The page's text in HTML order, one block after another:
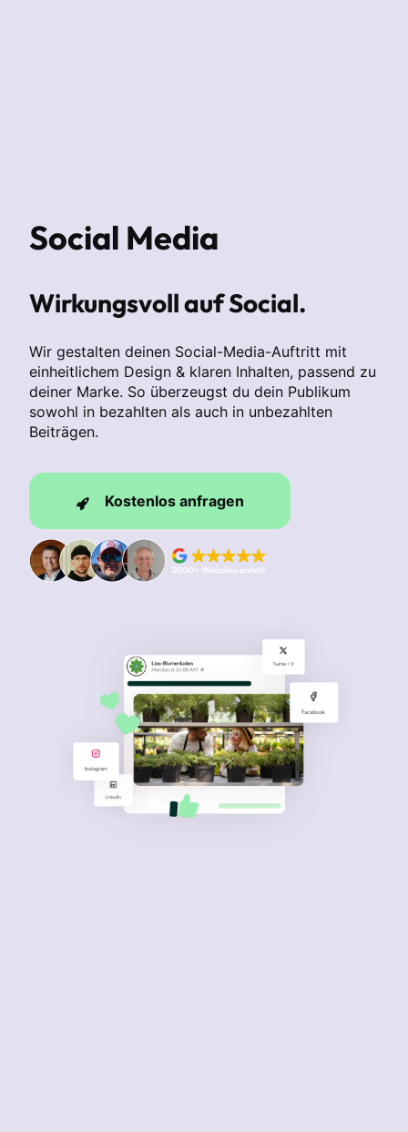
Social Media
Wirkungsvoll auf Social.
Wir gestalten deinen Social-Media-Auftritt mit
einheitlichem Design & klaren Inhalten, passend zu
deiner Marke. So überzeugst du dein Publikum
sowohl in bezahlten als auch in unbezahlten
Beiträgen.
Kostenlos anfragen